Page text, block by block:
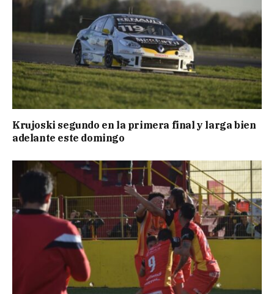
Krujoski segundo en la primera final y larga bien
adelante este domingo